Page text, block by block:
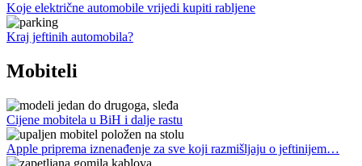
Koje električne automobile vrijedi kupiti rabljene
Kraj jeftinih automobila?
Mobiteli
Cijene mobitela u BiH i dalje rastu
Apple priprema iznenađenje za sve koji razmišljaju o jeftinijem…